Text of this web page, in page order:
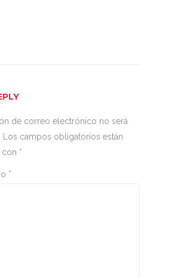
de correo electrónico no será
Los campos obligatorios están
con *
*